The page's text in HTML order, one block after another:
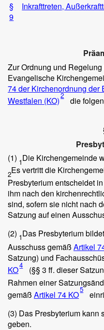
§
9
Inkrafttreten,
Zur Ordnung und
Evangelische
74 der Kirchenordnung der
Westfalen (KO)2 die
(1) 1Die Kirchengemeinde
2Es vertritt die
Presbyterium entscheidet
ihm nach den
sind, sofern sie nicht nach
Satzung auf einen
(2) 1Das Presbyterium
Ausschuss gemäß Artikel
Satzung) und
KO4 (§§ 3 ff. dieser
Rahmen einer
gemäß Artikel 74 KO5
(3) Das Presbyterium kann
geben.